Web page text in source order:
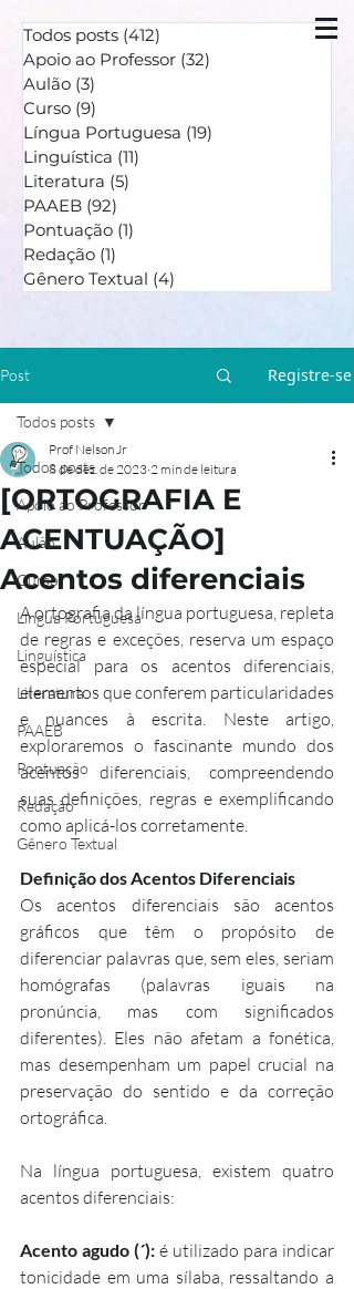
Todos posts (412)
Apoio ao Professor (32)
Aulão (3)
Curso (9)
Língua Portuguesa (19)
Linguística (11)
Literatura (5)
PAAEB (92)
Pontuação (1)
Redação (1)
Gênero Textual (4)
Post Registre-se
Todos posts
Apoio ao Professor
Aulão
Curso
Língua Portuguesa
Linguística
Literatura
PAAEB
Pontuação
Redação
Gênero Textual
Todos posts
[ORTOGRAFIA E
ACENTUAÇÃO]
Acentos diferenciais
Prof Nelson Jr
8 de dez. de 2023 2 min de leitura
A ortografia da língua portuguesa, repleta
de regras e exceções, reserva um espaço
especial para os acentos diferenciais,
elementos que conferem particularidades
e nuances à escrita. Neste artigo,
exploraremos o fascinante mundo dos
acentos diferenciais, compreendendo
suas definições, regras e exemplificando
como aplicá-los corretamente.
Definição dos Acentos Diferenciais
Os acentos diferenciais são acentos
gráficos que têm o propósito de
diferenciar palavras que, sem eles, seriam
homógrafas (palavras iguais na
pronúncia, mas com significados
diferentes). Eles não afetam a fonética,
mas desempenham um papel crucial na
preservação do sentido e da correção
ortográfica.
Na língua portuguesa, existem quatro
acentos diferenciais:
Acento agudo (´): é utilizado para indicar
tonicidade em uma sílaba, ressaltando a